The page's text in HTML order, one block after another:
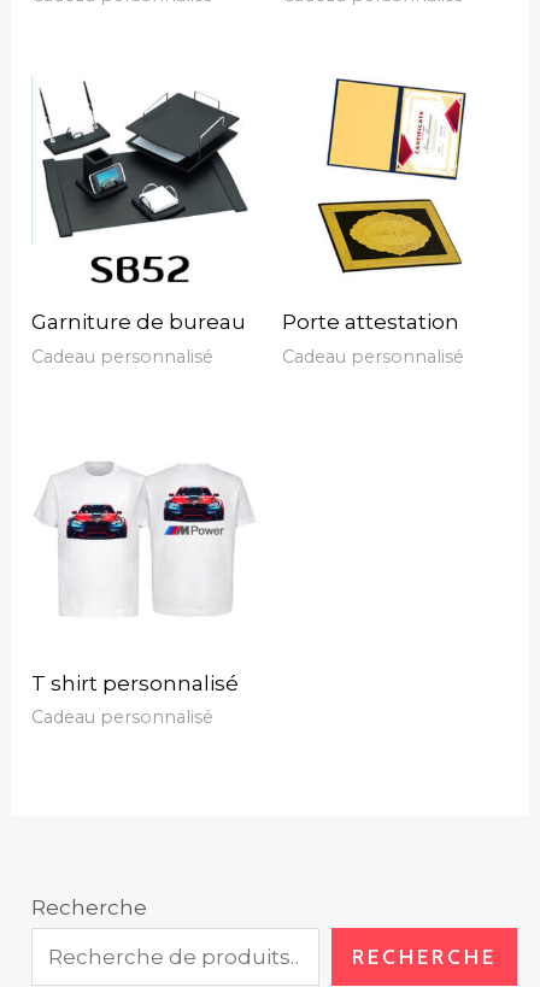
Recherche
RECHERCHE
Garniture de bureau
Cadeau personnalisé
Porte attestation
Cadeau personnalisé
T shirt personnalisé
Cadeau personnalisé